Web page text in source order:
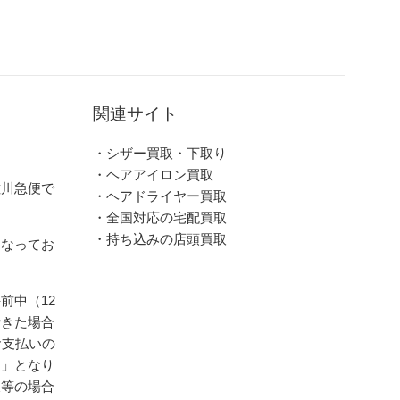
急便で
ってお
中（12
た場合
払いの
となり
の場合
関連サイト
・シザー買取・下取り
・ヘアアイロン買取
・ヘアドライヤー買取
・全国対応の宅配買取
・持ち込みの店頭買取